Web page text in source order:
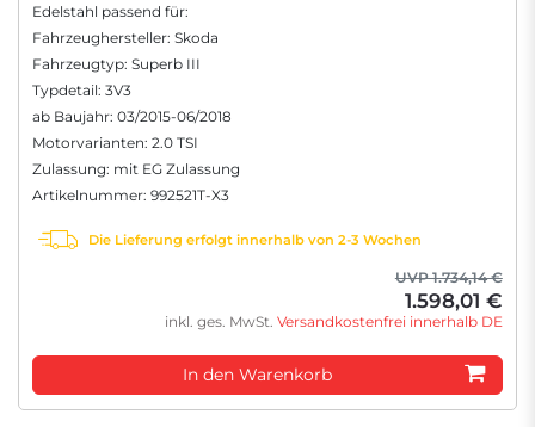
Edelstahl passend für:
Fahrzeughersteller: Skoda
Fahrzeugtyp: Superb III
Typdetail: 3V3
ab Baujahr: 03/2015-06/2018
Motorvarianten: 2.0 TSI
Zulassung: mit EG Zulassung
Artikelnummer: 992521T-X3
Die Lieferung erfolgt innerhalb von 2-3 Wochen
UVP 1.734,14 €
1.598,01 €
inkl. ges. MwSt. Versandkostenfrei innerhalb DE
In den Warenkorb